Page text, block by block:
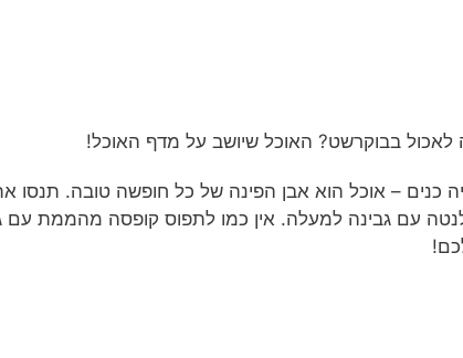
לאכול בבוקרשט? האוכל שיושב על מדף האוכל!
כנים – אוכל הוא אבן הפינה של כל חופשה טובה. תנסו
עם גבינה למעלה. אין כמו לתפוס קופסה מהממת